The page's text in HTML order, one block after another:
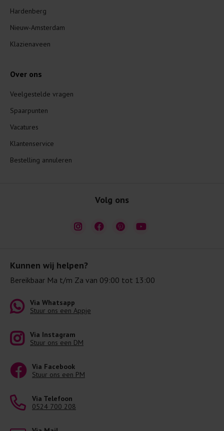
Kunnen wij helpen?
Bereikbaar Ma t/m Za van 09:00 tot 13:00
Via Whatsapp
Stuur ons een Appje
Via Instagram
Stuur ons een DM
Via Facebook
Stuur ons een PM
Via Telefoon
0524 700 208
Hardenberg
Nieuw-Amsterdam
Klazienaveen
Over ons
Veelgestelde vragen
Spaarpunten
Vacatures
Klantenservice
Bestelling annuleren
Volg ons